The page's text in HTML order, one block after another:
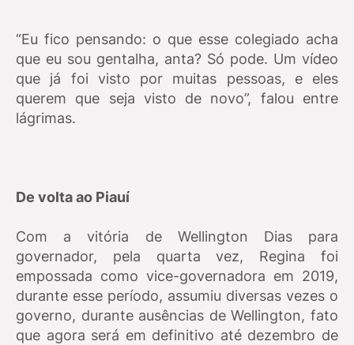
“Eu fico pensando: o que esse colegiado acha
que eu sou gentalha, anta? Só pode. Um vídeo
que já foi visto por muitas pessoas, e eles
querem que seja visto de novo”, falou entre
lágrimas.
De volta ao Piauí
Com a vitória de Wellington Dias para
governador, pela quarta vez, Regina foi
empossada como vice-governadora em 2019,
durante esse período, assumiu diversas vezes o
governo, durante ausências de Wellington, fato
que agora será em definitivo até dezembro de